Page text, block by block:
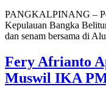
PANGKALPINANG –
Kepulauan Bangka
dan senam bersama di
Fery Afrianto
Muswil IKA